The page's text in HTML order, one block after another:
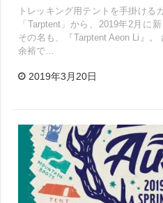
トレッキング用テントを手掛ける
「Tarptent」から、2019年2月に
その名も、『Tarptent Aeon Li』
余裕で…
2019年3月20日